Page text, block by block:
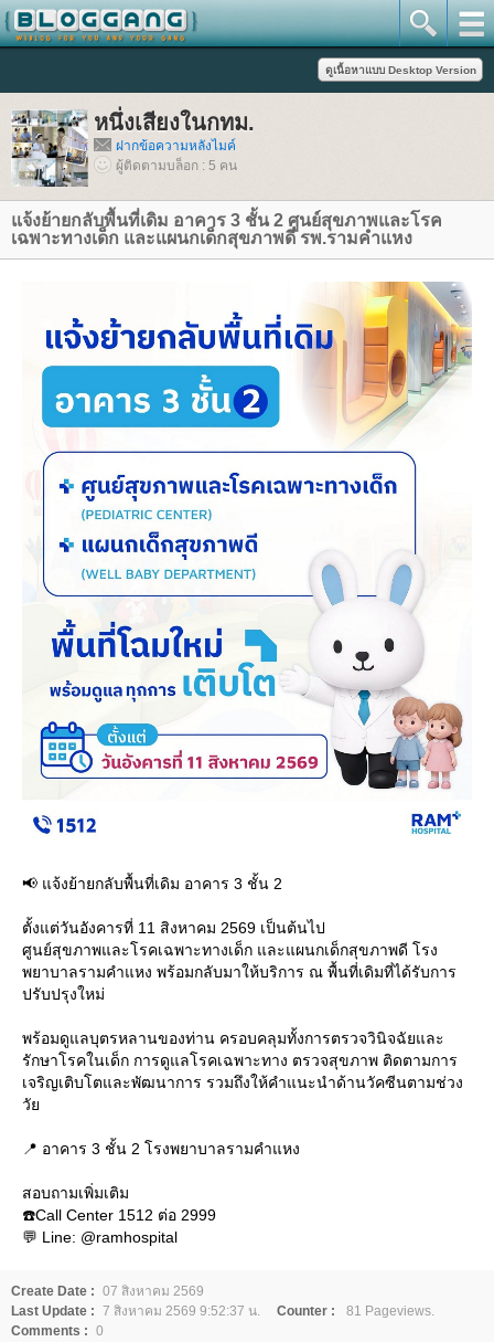
หนึ่งเสียงในกทม.
ฝากข้อความหลังไมค์
ผู้ติดตามบล็อก : 5 คน
จ้งย้ายกลับพื้นที่เดิม อาคาร 3 ชั้น 2 ศูนย์สุขภาพและโรค
เฉพาะทางเด็ก และแผนกเด็กสุขภาพดี รพ.รามคำแหง
📢 แจ้งย้ายกลับพื้นที่เดิม อาคาร 3 ชั้น 2
ตั้งแต่วันอังคารที่ 11 สิงหาคม 2569 เป็นต้นไป
ศูนย์สุขภาพและโรคเฉพาะทางเด็ก และแผนกเด็กสุขภาพดี โรง
พยาบาลรามคำแหง พร้อมกลับมาให้บริการ ณ พื้นที่เดิมที่ได้รับการ
ปรับปรุงใหม่
พร้อมดูแลบุตรหลานของท่าน ครอบคลุมทั้งการตรวจวินิจฉัยและ
รักษาโรคในเด็ก การดูแลโรคเฉพาะทาง ตรวจสุขภาพ ติดตามการ
เจริญเติบโตและพัฒนาการ รวมถึงให้คำแนะนำด้านวัคซีนตามช่วง
วั
📍 อาคาร 3 ชั้น 2 โรงพยาบาลรามคำแหง
สอบถามเพิ่มเติม
☎️Call Center 1512 ต่อ 2999
💬 Line: @ramhospital
Create Date : 07 สิงหาคม 2569
Last Update : 7 สิงหาคม 2569 9:52:37 น. Counter :
81 Pageviews.
Comments : 0